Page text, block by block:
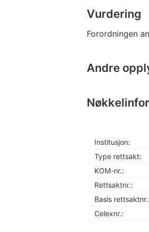
Vurdering
Forordningen
Andre
Institusjon:
Type rettsakt:
KOM-nr.:
Rettsaktnr.:
Basis rettsaktnr.:
Celexnr.: